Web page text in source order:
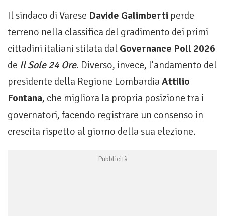
Il sindaco di Varese Davide Galimberti perde
terreno nella classifica del gradimento dei primi
cittadini italiani stilata dal Governance Poll 2026
de Il Sole 24 Ore. Diverso, invece, l’andamento del
presidente della Regione Lombardia Attilio
Fontana, che migliora la propria posizione tra i
governatori, facendo registrare un consenso in
crescita rispetto al giorno della sua elezione.